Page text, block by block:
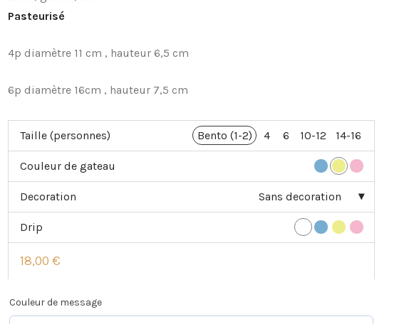
86,00 €
Pasteurisé
4p diamètre 11 cm , hauteur 6,5 cm
6p diamètre 16cm , hauteur 7,5 cm
Taille (personnes) Bento (1-2) 4 6 10-12 14-16
Couleur de gateau
Decoration Sans decoration
Drip
18,00 €
Couleur de message